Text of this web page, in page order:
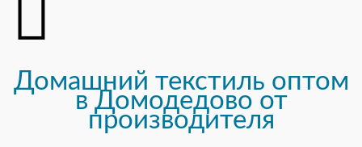
Домашний текстиль оптом
в Домодедово от
производителя